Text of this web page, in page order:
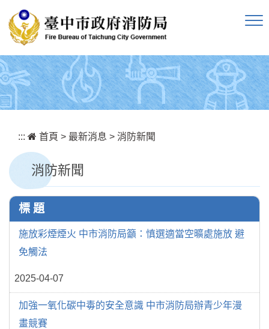
::: 首頁 > 最新消息 > 消防新聞
消防新聞
標 題
施放彩煙煙火 中市消防局籲：慎選適當空曠處施放 避
免觸法
2025-04-07
加強一氧化碳中毒的安全意識 中市消防局辦青少年漫
畫競賽